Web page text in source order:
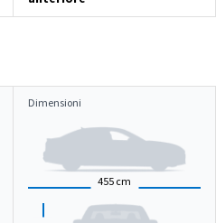
Dimensioni
455 cm